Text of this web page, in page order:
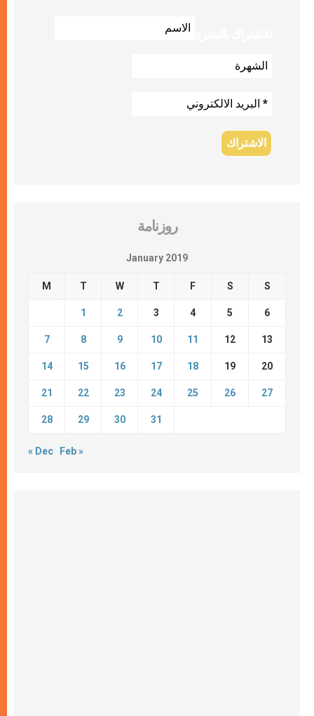
روزنامة
January 2019
M T W T F S S
1 2 3 4 5 6
7 8 9 10 11 12 13
14 15 16 17 18 19 20
21 22 23 24 25 26 27
28 29 30 31
« Dec Feb »